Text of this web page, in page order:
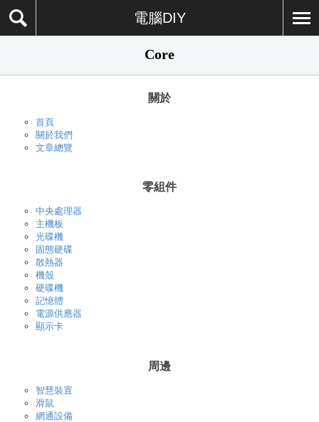
電腦DIY
Core
關於
首頁
關於我們
文章總覽
零組件
中央處理器
主機板
光碟機
固態硬碟
散熱器
機殼
硬碟機
記憶體
電源供應器
顯示卡
周邊
智慧裝置
滑鼠
網通設備